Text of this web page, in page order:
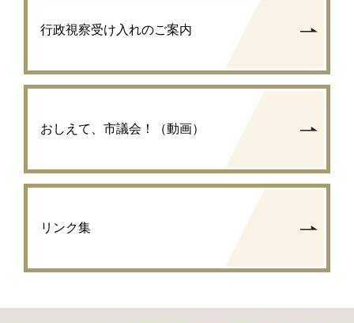
行政視察受け入れのご案内
おしえて、市議会！（動画）
リンク集